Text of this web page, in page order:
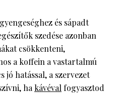
és sápadt
szedése azonban
csökkenteni,
a koffein a vastartalmú
hatással, a szervezet
hakávéval fogyasztod